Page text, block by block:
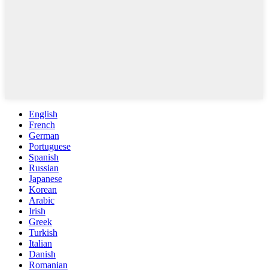
English
French
German
Portuguese
Spanish
Russian
Japanese
Korean
Arabic
Irish
Greek
Turkish
Italian
Danish
Romanian